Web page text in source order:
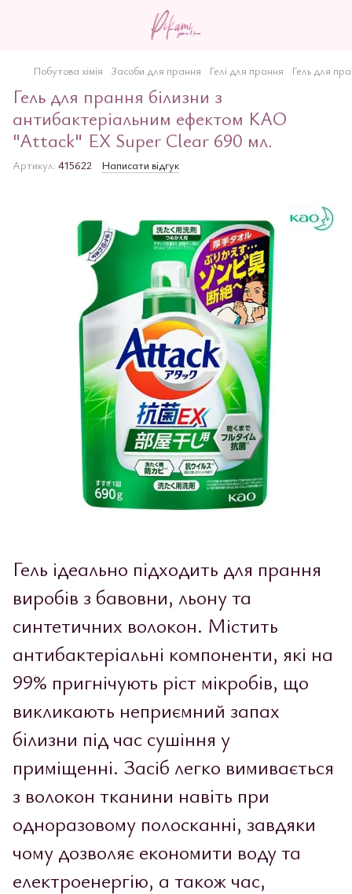
Побутова хімія Засоби для прання Гелі для прання Гель для
Гель для прання білизни з
антибактеріальним ефектом KAO
"Attack" ЕХ Super Clear 690 мл.
Артикул: 415622 Написати відгук
Гель ідеально підходить для прання
виробів з бавовни, льону та
синтетичних волокон. Містить
антибактеріальні компоненти, які на
99% пригнічують ріст мікробів, що
викликають неприємний запах
білизни під час сушіння у
приміщенні. Засіб легко вимивається
з волокон тканини навіть при
одноразовому полосканні, завдяки
чому дозволяє економити воду та
електроенергію, а також час,